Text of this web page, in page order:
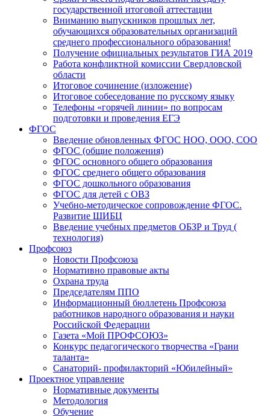
государственной итоговой аттестации
Вниманию выпускников прошлых лет,
обучающихся образовательных организаций
среднего профессионального образования!
Получение официальных результатов ГИА 2019
Работа конфликтной комиссии Свердловской
области
Итоговое сочинение (изложение)
Итоговое собеседование по русскому языку
Телефоны «горячей линии» по вопросам
подготовки и проведения ЕГЭ
ФГОС
Введение обновленных ФГОС НОО, ООО, СОО
ФГОС (общие положения)
ФГОС основного общего образования
ФГОС среднего общего образования
ФГОС дошкольного образования
ФГОС для детей с ОВЗ
Учебно-методическое сопровождение ФГОС.
Развитие ШИБЦ
Введение учебных предметов ОБЗР и Труд (
технология)
Профсоюз
Новости Профсоюза
Нормативно правовые акты
Охрана труда
Председателям ППО
Информационный бюллетень Профсоюза
работников народного образования и науки
Российской Федерации
Газета «Мой ПРОФСОЮЗ»
Конкурс педагогического творчества «Грани
таланта»
Санаторий- профилакторий «Юбилейный»
Проектное управление
Нормативные документы
Методология
Обучение